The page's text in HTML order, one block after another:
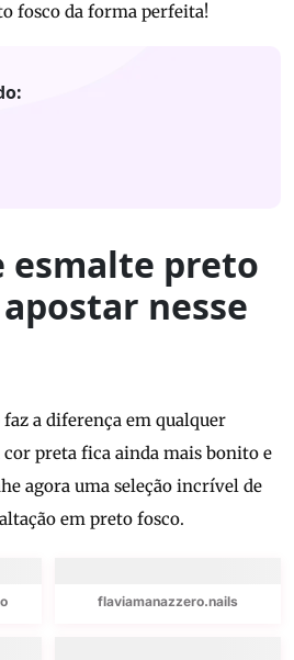
fosco da forma perfeita!
esmalte preto
nesse
a diferença em qualquer
cor preta fica ainda mais bonito e
agora uma seleção incrível de
em preto fosco.
flaviamanazzero.nails